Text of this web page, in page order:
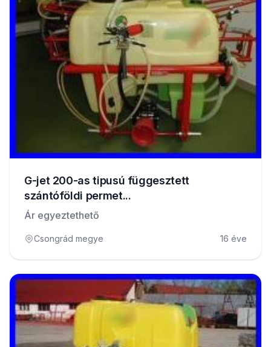
G-jet 200-as tipusú függesztett
szántóföldi permet...
Ár egyeztethető
Csongrád megye 16 éve